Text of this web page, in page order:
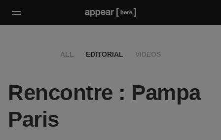
ALL EDITORIAL VIDEOS
Rencontre : Pampa
Paris